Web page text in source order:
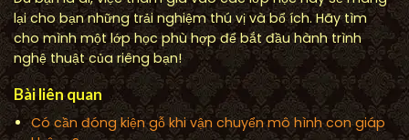
lại cho bạn những trải nghiệm thú vị và bổ ích. Hãy tìm
cho mình một lớp học phù hợp để bắt đầu hành trình
nghệ thuật của riêng bạn!
Bài liên quan
Có cần đóng kiện gỗ khi vận chuyển mô hình con giáp